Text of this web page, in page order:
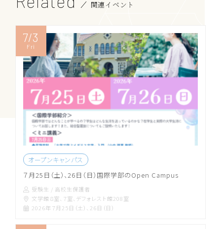
2023
関連イベント
7/3
Fri
オープンキャンパス
７月25日（土）、26日（日）国際学部のOpen Campus
受験生 / 高校生保護者
文学館８室、７室、デフォレスト館208室
2026年７月25日（土）、26日（日）